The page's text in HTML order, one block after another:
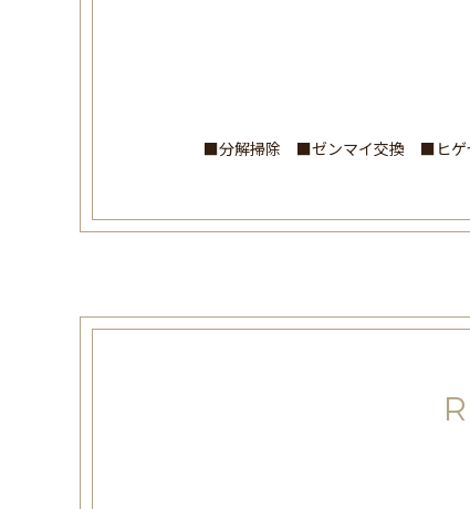
■分解掃除 ■ゼンマイ交換 ■ヒゲ